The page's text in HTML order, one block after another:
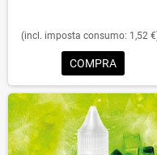
(incl. imposta consumo: 1,52
COMPRA